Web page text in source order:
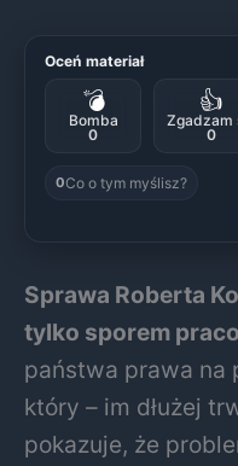
Oceń materiał
💣
Bomba
0
👍
Zgadzam
0
0Co o tym myślisz?
Sprawa Roberta
tylko sporem
państwa prawa na
który – im dłużej
pokazuje, że